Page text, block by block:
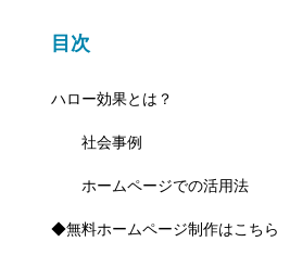
目次
ハロー効果とは？
社会事例
ホームページでの活用法
◆無料ホームページ制作はこちら